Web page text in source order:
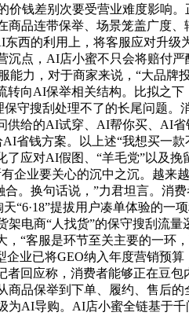
钱差别次要受营业难度影响
品连带保举、场景笼盖广度
西的利用上，将客服应对升
点，AI店小蜜不只会将赔付
力，对于商家来说，“大品
向AI保举相关结构。比拟之
守搜刮处理不了的长尾问题
给的AI试穿、AI帮你买、AI
省钱方案。以上述“我想买
应对AI假图、“羊毛党”以及
企业要关心的沉中之沉。越
。换句话说，”力君坦言。
“6·18”提拔用户凑单体验的
电商“人找货”的保守搜刮流
“客服是环节至关主要的一
业已将GEO纳入年度营销
回应称，消费者能够正在豆
品保举到下单、履约、售后
AI导购。AI店小蜜全链基于千